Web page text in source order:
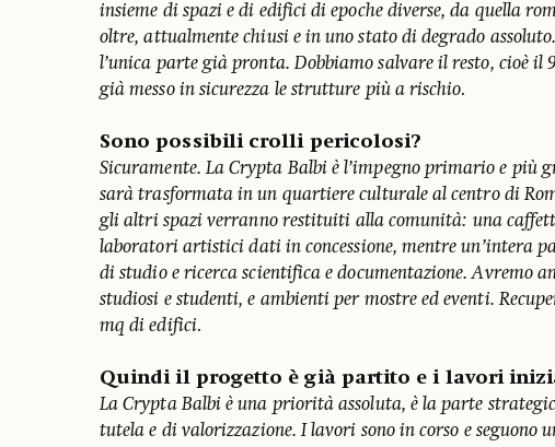
insieme di spazi e di edifici di epoche diverse, da quella
oltre, attualmente chiusi e in uno stato di degrado
l’unica parte già pronta. Dobbiamo salvare il resto, cioè il
già messo in sicurezza le strutture più a rischio.
Sono possibili crolli pericolosi?
Sicuramente. La Crypta Balbi è l’impegno primario e più
sarà trasformata in un quartiere culturale al centro di
gli altri spazi verranno restituiti alla comunità: una
laboratori artistici dati in concessione, mentre un’intera
di studio e ricerca scientifica e documentazione. Avremo
studiosi e studenti, e ambienti per mostre ed eventi.
mq di edifici.
Quindi il progetto è già partito e i lavori
La Crypta Balbi è una priorità assoluta, è la parte
tutela e di valorizzazione. I lavori sono in corso e seguono